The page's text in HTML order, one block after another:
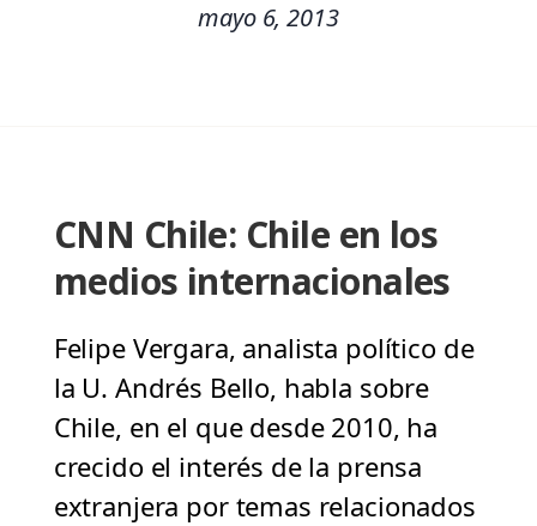
mayo 6, 2013
CNN Chile: Chile en los
medios internacionales
Felipe Vergara, analista político de
la U. Andrés Bello, habla sobre
Chile, en el que desde 2010, ha
crecido el interés de la prensa
extranjera por temas relacionados